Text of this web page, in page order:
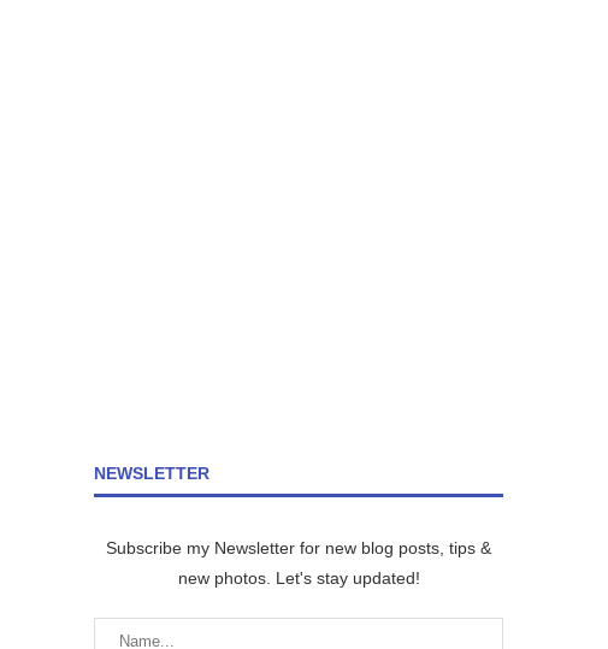
NEWSLETTER
Subscribe my Newsletter for new blog posts, tips &
new photos. Let's stay updated!